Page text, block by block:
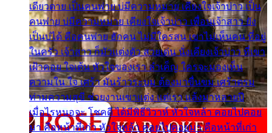
เดียวดาย เป็นคนพ่าย บ่มีความหมาย เคียงใจเจ้าบ่าว เป็น
คนพ่าย บ่มีความหมาย เคียงใจเจ้าบ่าว เพื่อนเจ้าสาว ยัง
เป็นบ่ได้ คือคนพ่าย ฮักคน ไม่มีใครสน เขาไม่เห็นคน ที่อยู่
ในครัว เจ้าสาว ก็มัวแต่งตัว สวยเด่น นั่งเคียงเจ้าบ่าว ที่เขา
เฝ้าคอย ใจเต้น หัวใจของเรา ลำเค็ญ ใครจะมองเห็น
ความใน ใจ เศร้า มันร้าวระบม ต้องมาขื่นขม เศร้าตรม
ท่ามความสุขี ช่วยงานเขาแต่ง แต่เรา แล้งมาหลายปี
เมื่อไรหนอจะ โชคดี ได้มีพิธีวิวาห์ หัวใจหล้า คอยไปคอย
มา คือหน้าที่เก่า หัวใจหล้า คอยไปคอยมา คือหน้าที่เก่า